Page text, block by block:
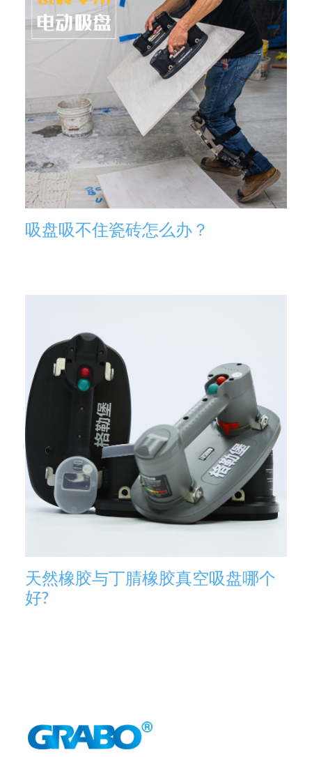
吸盘吸不住瓷砖怎么办？
天然橡胶与丁腈橡胶真空吸盘哪个
好?